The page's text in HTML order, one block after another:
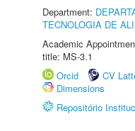
Department:
TECNOLOGIA DE
Academic
title: MS-3.1
Orcid
CV
Dimensions
Repositório